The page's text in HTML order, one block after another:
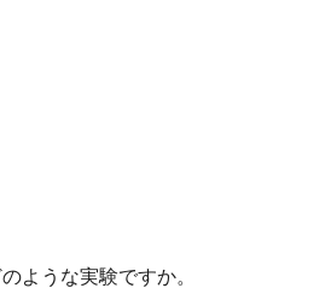
ような実験ですか。